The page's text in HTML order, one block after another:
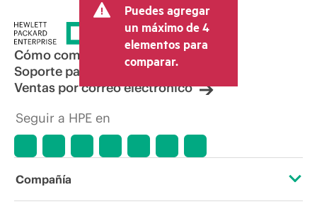
Puedes agregar
un máximo de 4
elementos para
comparar.
Cómo comprar
Soporte para productos
Ventas por correo electrónico
Seguir a HPE en
Compañía